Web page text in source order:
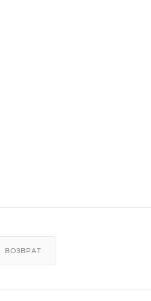
ВОЗВРАТ